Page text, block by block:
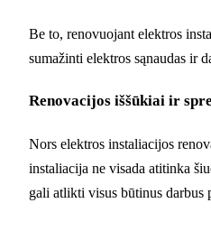
Be to, renovuojant elektros
sumažinti elektros sąnaudas ir
Renovacijos iššūkiai ir
Nors elektros instaliacijos
instaliacija ne visada atitinka
gali atlikti visus būtinus darbus